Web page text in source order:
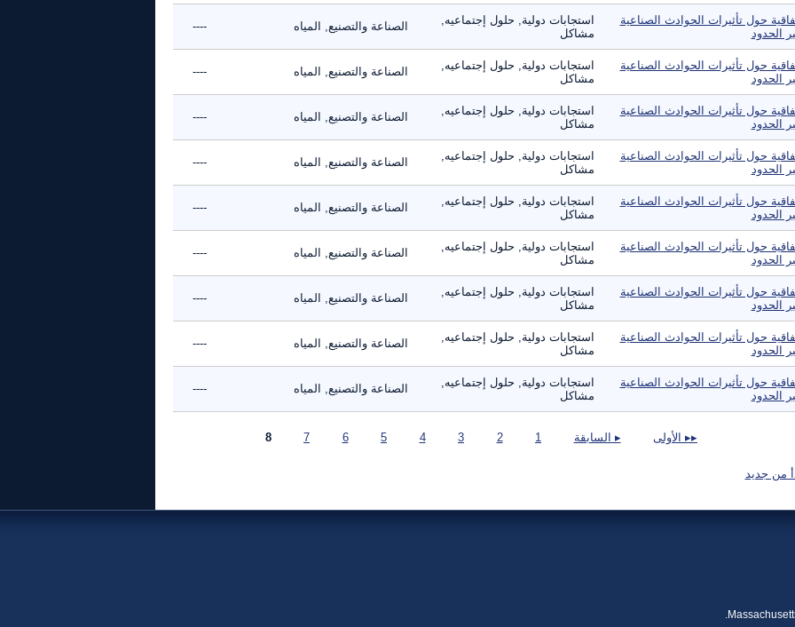
حول تأثيرات الحوادث الصناعية
الحدود
استجابات دولية, حلول إجتماعيه,
مشاكل
الصناعة والتصنيع, المياه ----
حول تأثيرات الحوادث الصناعية
الحدود
استجابات دولية, حلول إجتماعيه,
مشاكل
الصناعة والتصنيع, المياه ----
حول تأثيرات الحوادث الصناعية
الحدود
استجابات دولية, حلول إجتماعيه,
مشاكل
الصناعة والتصنيع, المياه ----
حول تأثيرات الحوادث الصناعية
الحدود
استجابات دولية, حلول إجتماعيه,
مشاكل
الصناعة والتصنيع, المياه ----
حول تأثيرات الحوادث الصناعية
الحدود
استجابات دولية, حلول إجتماعيه,
مشاكل
الصناعة والتصنيع, المياه ----
حول تأثيرات الحوادث الصناعية
الحدود
استجابات دولية, حلول إجتماعيه,
مشاكل
الصناعة والتصنيع, المياه ----
حول تأثيرات الحوادث الصناعية
الحدود
استجابات دولية, حلول إجتماعيه,
مشاكل
الصناعة والتصنيع, المياه ----
حول تأثيرات الحوادث الصناعية
الحدود
استجابات دولية, حلول إجتماعيه,
مشاكل
الصناعة والتصنيع, المياه ----
حول تأثيرات الحوادث الصناعية
الحدود
استجابات دولية, حلول إجتماعيه,
مشاكل
الصناعة والتصنيع, المياه ----
▸▸ الأولى ▸ السابقة 1
2
3
4
5
6
7
8
من جديد